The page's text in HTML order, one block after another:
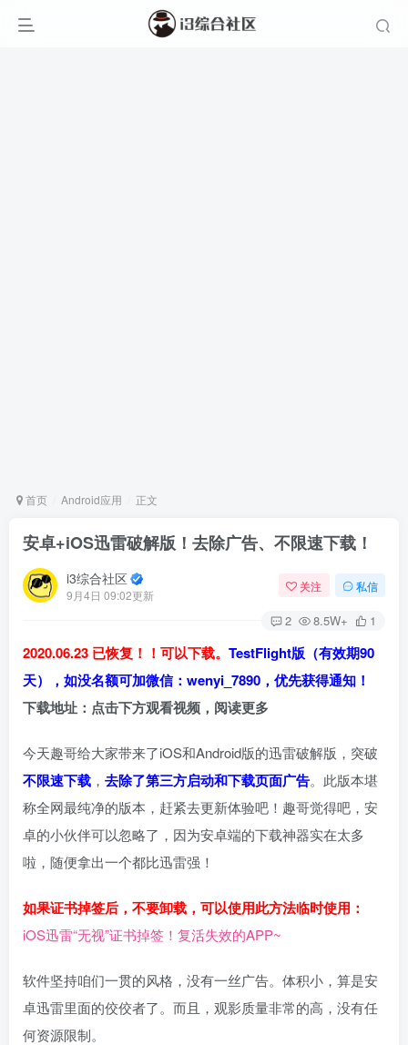
首页 Android应用 正文
安卓+iOS迅雷破解版！去除广告、不限速下载！
i3综合社区
9月4日 09:02更新
关注 私信
2 8.5W+ 1
2020.06.23 已恢复！！可以下载。 TestFlight版（有效期90
天），如没名额可加微信：wenyi_7890，优先获得通知！
下载地址：点击下方观看视频，阅读更多
今天趣哥给大家带来了iOS和Android版的迅雷破解版，突破
不限速下载 ， 去除了第三方启动和下载页面广告。此版本堪
称全网最纯净的版本，赶紧去更新体验吧！趣哥觉得吧，安
卓的小伙伴可以忽略了，因为安卓端的下载神器实在太多
啦，随便拿出一个都比迅雷强！
如果证书掉签后，不要卸载，可以使用此方法临时使用：
iOS迅雷“无视”证书掉签！复活失效的APP~
软件坚持咱们一贯的风格，没有一丝广告。体积小，算是安
卓迅雷里面的佼佼者了。而且，观影质量非常的高，没有任
何资源限制。